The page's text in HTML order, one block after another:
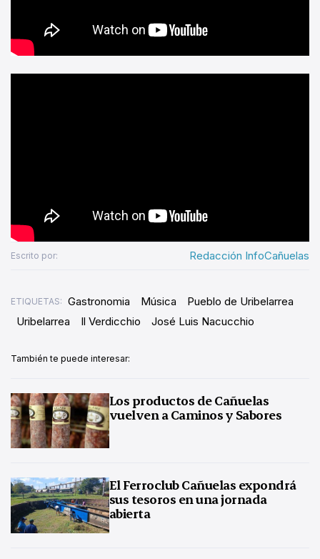
Escrito por: Redacción InfoCañuelas
ETIQUETAS: Gastronomia Música
Pueblo de Uribelarrea
Uribelarrea
Il Verdicchio José Luis Nacucchio
También te puede interesar:
Los productos de Cañuelas
vuelven a Caminos y Sabores
El Ferroclub Cañuelas expondrá
sus tesoros en una jornada
abierta